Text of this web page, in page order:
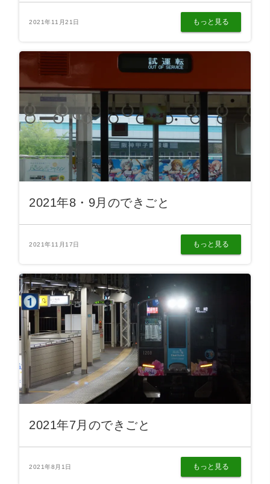
2021年11月21日 もっと見る
2021年8・9月のできごと
2021年11月17日 もっと見る
2021年7月のできごと
2021年8月1日 もっと見る